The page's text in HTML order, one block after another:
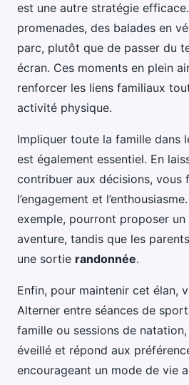
est une autre stratégie
promenades, des balades en
parc, plutôt que de passer du
écran. Ces moments en plein
renforcer les liens familiaux
activité physique.
Impliquer toute la famille dans
est également essentiel. En
contribuer aux décisions, vous
l’engagement et
exemple, pourront proposer
aventure, tandis que les
une sortie randonnée.
Enfin, pour maintenir cet élan,
Alterner entre séances de
famille ou sessions de natation,
éveillé et répond aux
encourageant un mode de vie